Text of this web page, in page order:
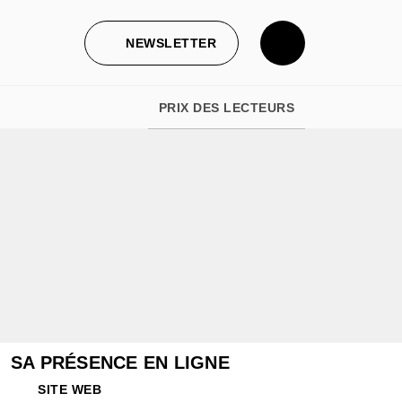
NEWSLETTER
PRIX DES LECTEURS
SA PRÉSENCE EN LIGNE
SITE WEB